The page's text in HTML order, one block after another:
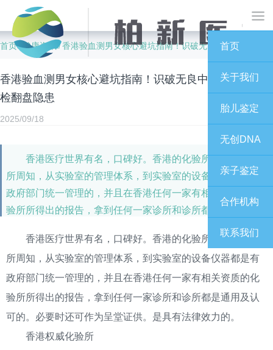
首页
关于我们
胎儿鉴定
无创DNA
亲子鉴定
合作机构
联系我们
首页/健康资讯 /香港验血测男女核心避坑指南！识破无良中介，杜绝血检翻盘隐患
香港验血测男女核心避坑指南！识破无良中介，杜绝血
检翻盘隐患
2025/09/18
香港医疗世界有名，口碑好。香港的化验所的权威性众
所周知，从实验室的管理体系，到实验室的设备仪器都是有
政府部门统一管理的，并且在香港任何一家有相关资质的化
验所所得出的报告，拿到任何一家诊所和诊所都是通用及认
可的。必要时还可作为呈堂证供。是具有法律效力的。
香港医疗世界有名，口碑好。香港的化验所的权威性众
所周知，从实验室的管理体系，到实验室的设备仪器都是有
政府部门统一管理的，并且在香港任何一家有相关资质的化
验所所得出的报告，拿到任何一家诊所和诊所都是通用及认
可的。必要时还可作为呈堂证供。是具有法律效力的。
香港权威化验所